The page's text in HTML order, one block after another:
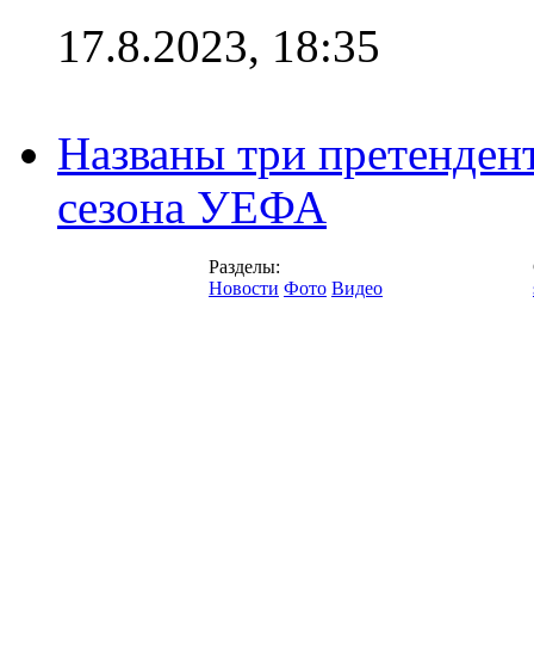
17.8.2023, 18:35
Названы три
сезона УЕФА
Разделы:
Новости Фото Видео